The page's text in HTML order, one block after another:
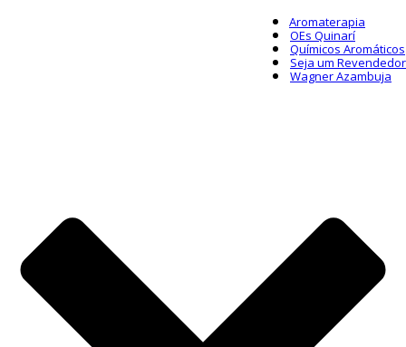
Aromaterapia
OEs Quinarí
Químicos Aromáticos
Seja um Revendedor
Wagner Azambuja